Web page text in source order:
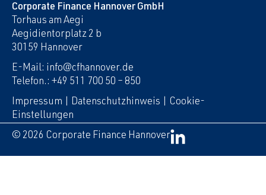
Corporate Finance Hannover GmbH
Torhaus am Aegi
Aegidientorplatz 2 b
30159 Hannover
E-Mail: info@cfhannover.de
Telefon.: +49 511 700 50 – 850
Impressum
Datenschutzhinweis
Cookie-
Einstellungen
© 2026 Corporate Finance Hannover